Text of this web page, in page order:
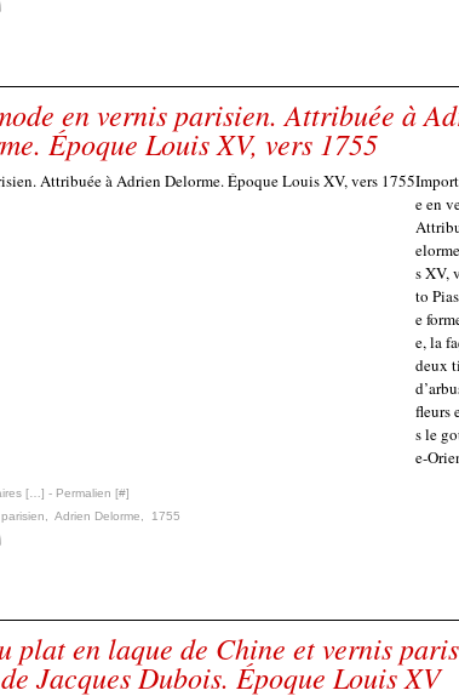
en vernis parisien. Attribuée à
Époque Louis XV, vers 1755
e en
s XV,
to
e
e, la
deux
fleurs
s le
e-
[ ] - Permalien [#]
Adrien Delorme 1755
plat en laque de Chine et vernis
Jacques Dubois. Époque Louis XV